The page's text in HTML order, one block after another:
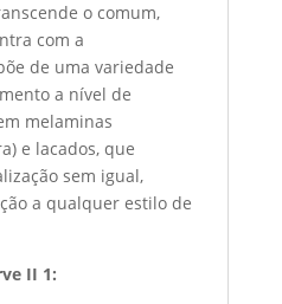
o comum,
com a
de uma variedade
a nível de
melaminas
e lacados, que
sem igual,
a qualquer estilo de
II 1: